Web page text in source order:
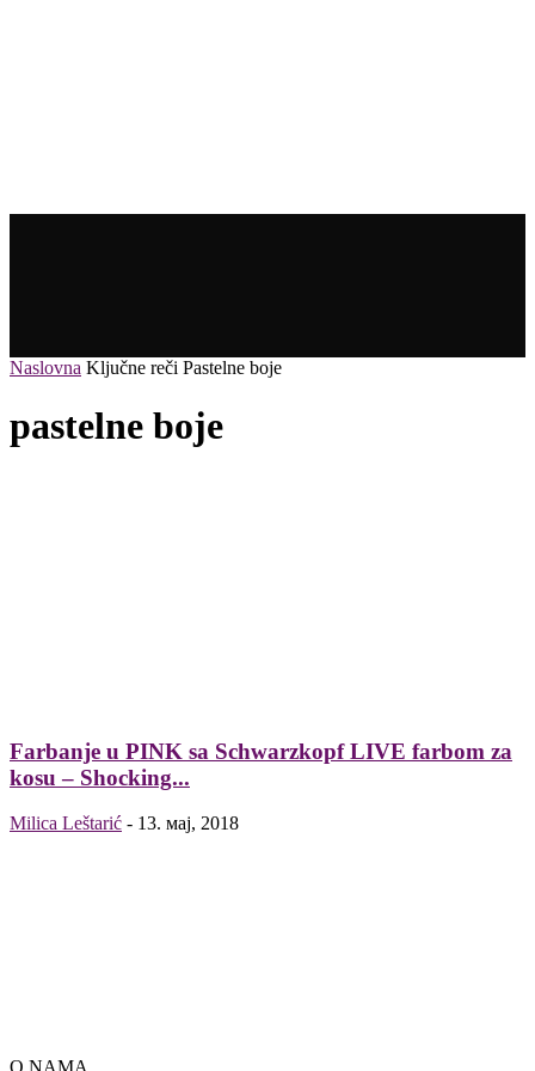
Naslovna Ključne reči Pastelne boje
pastelne boje
Farbanje u PINK sa Schwarzkopf LIVE farbom za
kosu – Shocking...
Milica Leštarić - 13. мај, 2018